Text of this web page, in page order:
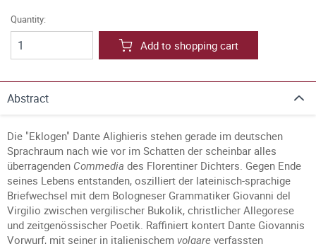
Quantity:
Add to shopping cart
Abstract
Die "Eklogen" Dante Alighieris stehen gerade im deutschen
Sprachraum nach wie vor im Schatten der scheinbar alles
überragenden Commedia des Florentiner Dichters. Gegen Ende
seines Lebens entstanden, oszilliert der lateinisch-sprachige
Briefwechsel mit dem Bologneser Grammatiker Giovanni del
Virgilio zwischen vergilischer Bukolik, christlicher Allegorese
und zeitgenössischer Poetik. Raffiniert kontert Dante Giovannis
Vorwurf, mit seiner in italienischem volgare verfassten